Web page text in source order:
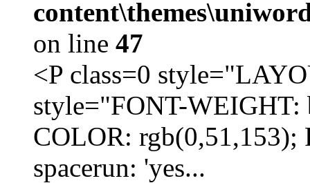
on line 47
<P class=0
style="FONT-
COLOR:
spacerun: 'yes...